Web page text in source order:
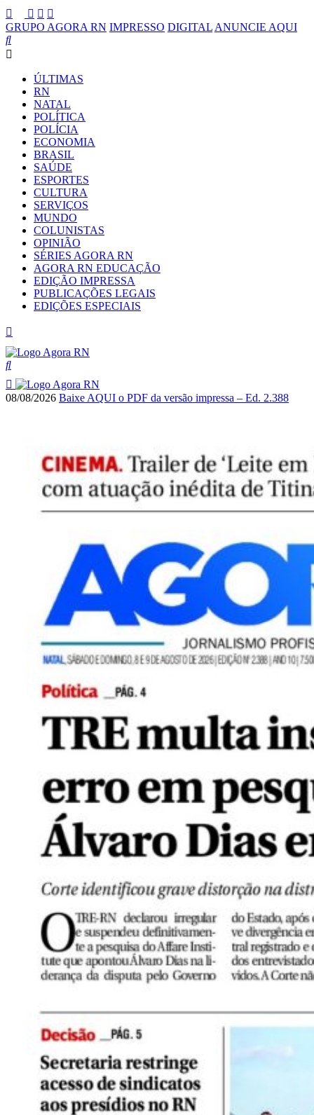
GRUPO AGORA RN IMPRESSO DIGITAL ANUNCIE AQUI
ÚLTIMAS
RN
NATAL
POLÍTICA
POLÍCIA
ECONOMIA
BRASIL
SAÚDE
ESPORTES
CULTURA
SERVIÇOS
MUNDO
COLUNISTAS
OPINIÃO
SÉRIES AGORA RN
AGORA RN EDUCAÇÃO
EDIÇÃO IMPRESSA
PUBLICAÇÕES LEGAIS
EDIÇÕES ESPECIAIS
08/08/2026 Baixe AQUI o PDF da versão impressa – Ed. 2.388